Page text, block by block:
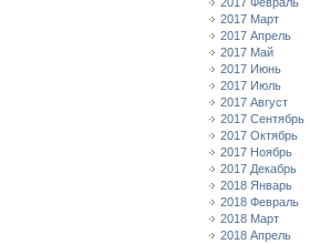
2017 Март
2017 Апрель
2017 Май
2017 Июнь
2017 Июль
2017 Август
2017 Сентябрь
2017 Октябрь
2017 Ноябрь
2017 Декабрь
2018 Январь
2018 Февраль
2018 Март
2018 Апрель